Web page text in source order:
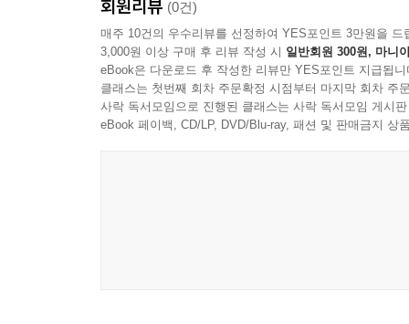
2. 대구 정치인의 등장과 지역 기반 다지기
3. 몰표와 충성투표: 정치적 독점 구조
4. 조직적 지지와 풀뿌리 보수의 형성
5. 변화에 대한 저항과 정치 문화의 경직성
맺음말 | 대구는 여전히 보수의 성지인가?
회원리뷰 (0건)
매주 10건의 우수리뷰를 선정하여 YES포인트 3만원을 드
3,000원 이상 구매 후 리뷰 작성 시 일반회원 300원, 마니
eBook은 다운로드 후 작성한 리뷰만 YES포인트 지급됩니
클래스는 첫번째 회차 주문확정 시점부터 마지막 회차 주
사락 독서모임으로 진행된 클래스는 사락 독서모임 게시
eBook 페이백, CD/LP, DVD/Blu-ray, 패션 및 판매금지 상